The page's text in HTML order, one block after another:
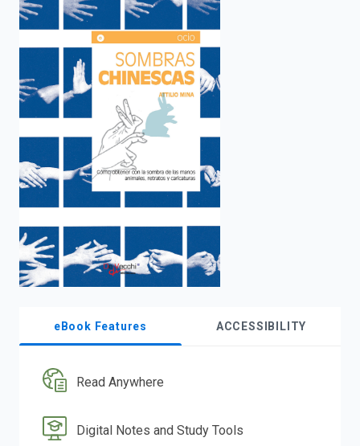
eBook Features ACCESSIBILITY
Read Anywhere
Digital Notes and Study Tools